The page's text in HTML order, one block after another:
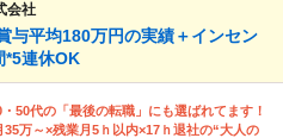
会社
与平均180万円の実績＋インセン
*5連休OK
・50代の「最後の転職」にも選ばれてます！
35万～×残業月5ｈ以内×17ｈ退社の“大人の